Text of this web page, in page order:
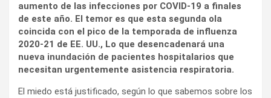
aumento de las infecciones por COVID-19 a finales
de este año. El temor es que esta segunda ola
coincida con el pico de la temporada de influenza
2020-21 de EE. UU., Lo que desencadenará una
nueva inundación de pacientes hospitalarios que
necesitan urgentemente asistencia respiratoria.
El miedo está justificado, según lo que sabemos sobre los